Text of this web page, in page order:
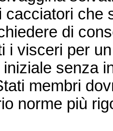
cacciatori che
di
i visceri per
senza
membri
norme più